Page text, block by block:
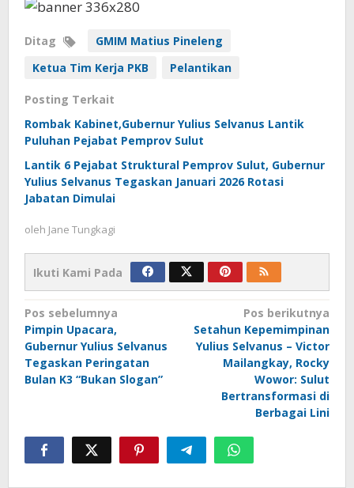
Ditag
GMIM Matius Pineleng
Ketua Tim Kerja PKB
Pelantikan
Posting Terkait
Rombak Kabinet,Gubernur Yulius Selvanus Lantik
Puluhan Pejabat Pemprov Sulut
Lantik 6 Pejabat Struktural Pemprov Sulut, Gubernur
Yulius Selvanus Tegaskan Januari 2026 Rotasi
Jabatan Dimulai
oleh Jane Tungkagi
Ikuti Kami Pada
Navigasi
pos
Pos sebelumnya
Pimpin Upacara,
Gubernur Yulius Selvanus
Tegaskan Peringatan
Bulan K3 “Bukan Slogan”
Pos berikutnya
Setahun Kepemimpinan
Yulius Selvanus – Victor
Mailangkay, Rocky
Wowor: Sulut
Bertransformasi di
Berbagai Lini